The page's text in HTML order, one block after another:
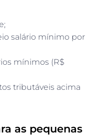
salário mínimo por
mínimos (R$
tributáveis acima
as pequenas